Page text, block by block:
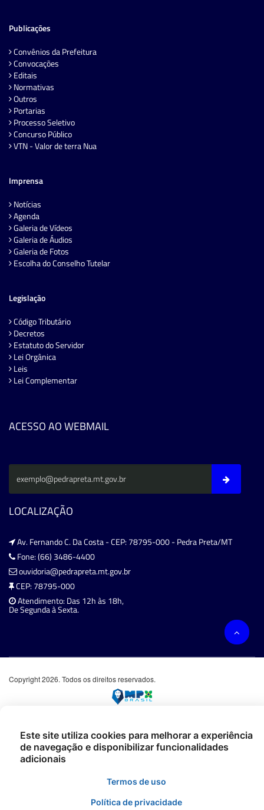
Publicações
Convênios da Prefeitura
Convocações
Editais
Normativas
Outros
Portarias
Processo Seletivo
Concurso Público
VTN - Valor de terra Nua
Imprensa
Notícias
Agenda
Galeria de Vídeos
Galeria de Áudios
Galeria de Fotos
Escolha do Conselho Tutelar
Legislação
Código Tributário
Decretos
Estatuto do Servidor
Lei Orgânica
Leis
Lei Complementar
ACESSO AO WEBMAIL
LOCALIZAÇÃO
Av. Fernando C. Da Costa - CEP: 78795-000 - Pedra Preta/MT
Fone: (66) 3486-4400
ouvidoria@pedrapreta.mt.gov.br
CEP: 78795-000
Atendimento: Das 12h às 18h,
De Segunda à Sexta.
Copyright 2026. Todos os direitos reservados.
Este site utiliza cookies para melhorar a experiência
de navegação e disponibilizar funcionalidades
adicionais
Termos de uso
Política de privacidade